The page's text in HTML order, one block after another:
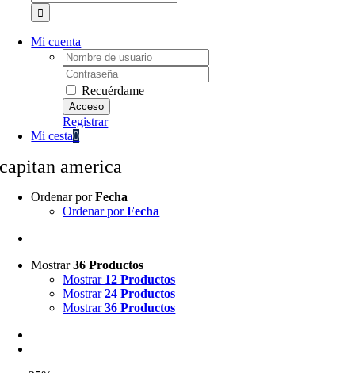
Mi cuenta
Username:
Password:
Recuérdame
Registrar
Mi cesta0
capitan america
Ordenar porFecha
Ordenar porFecha
Mostrar36 Productos
Mostrar 12 Productos
Mostrar24 Productos
Mostrar36 Productos